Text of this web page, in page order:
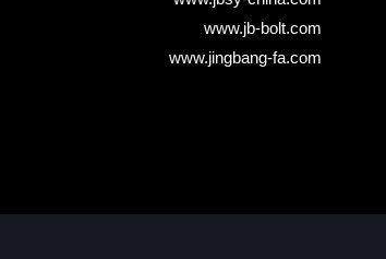
www.jb-bolt.com
www.jingbang-fa.com